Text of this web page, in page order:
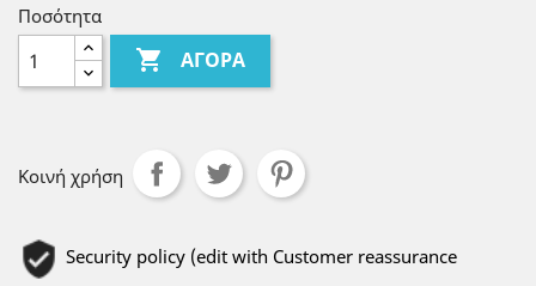
Ποσότητα
 ΑΓΟΡΆ
Κοινή χρήση
Security policy (edit with Customer reassurance